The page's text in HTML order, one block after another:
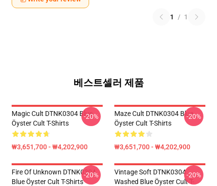
1 / 1
베스트셀러 제품
Magic Cult DTNK0304 Blue
Öyster Cult T-Shirts
₩3,651,700 - ₩4,202,900
-20%
Maze Cult DTNK0304 Blue
Öyster Cult T-Shirts
₩3,651,700 - ₩4,202,900
-20%
Fire Of Unknown DTNK0304
Blue Öyster Cult T-Shirts
-20%
Vintage Soft DTNK0304
Washed Blue Öyster Cult T-
-20%